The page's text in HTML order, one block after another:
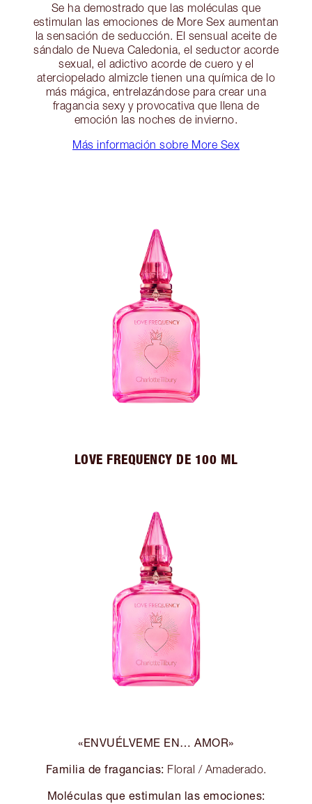
Se ha demostrado que las moléculas que
estimulan las emociones de More Sex aumentan
la sensación de seducción. El sensual aceite de
sándalo de Nueva Caledonia, el seductor acorde
sexual, el adictivo acorde de cuero y el
aterciopelado almizcle tienen una química de lo
más mágica, entrelazándose para crear una
fragancia sexy y provocativa que llena de
emoción las noches de invierno.
Más información sobre More Sex
LOVE FREQUENCY DE 100 ML
«ENVUÉLVEME EN… AMOR»
Familia de fragancias: Floral / Amaderado.
Moléculas que estimulan las emociones: